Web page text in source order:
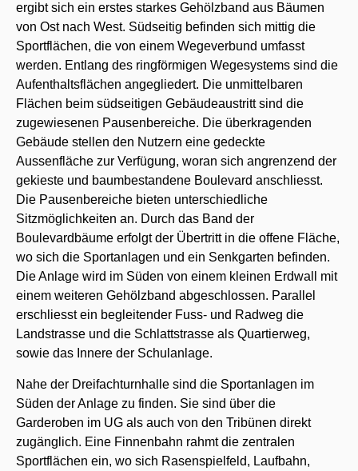
ergibt sich ein erstes starkes Gehölzband aus Bäumen
von Ost nach West. Südseitig befinden sich mittig die
Sportflächen, die von einem Wegeverbund umfasst
werden. Entlang des ringförmigen Wegesystems sind die
Aufenthaltsflächen angegliedert. Die unmittelbaren
Flächen beim südseitigen Gebäudeaustritt sind die
zugewiesenen Pausenbereiche. Die überkragenden
Gebäude stellen den Nutzern eine gedeckte
Aussenfläche zur Verfügung, woran sich angrenzend der
gekieste und baumbestandene Boulevard anschliesst.
Die Pausenbereiche bieten unterschiedliche
Sitzmöglichkeiten an. Durch das Band der
Boulevardbäume erfolgt der Übertritt in die offene Fläche,
wo sich die Sportanlagen und ein Senkgarten befinden.
Die Anlage wird im Süden von einem kleinen Erdwall mit
einem weiteren Gehölzband abgeschlossen. Parallel
erschliesst ein begleitender Fuss- und Radweg die
Landstrasse und die Schlattstrasse als Quartierweg,
sowie das Innere der Schulanlage.
Nahe der Dreifachturnhalle sind die Sportanlagen im
Süden der Anlage zu finden. Sie sind über die
Garderoben im UG als auch von den Tribünen direkt
zugänglich. Eine Finnenbahn rahmt die zentralen
Sportflächen ein, wo sich Rasenspielfeld, Laufbahn,